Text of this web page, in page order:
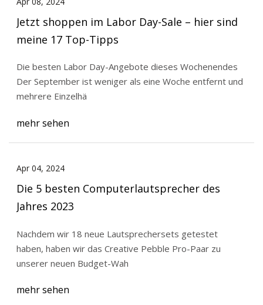
Jetzt shoppen im Labor Day-Sale – hier sind
meine 17 Top-Tipps
Die besten Labor Day-Angebote dieses Wochenendes
Der September ist weniger als eine Woche entfernt und
mehrere Einzelhä
mehr sehen
Apr 04, 2024
Die 5 besten Computerlautsprecher des
Jahres 2023
Nachdem wir 18 neue Lautsprechersets getestet
haben, haben wir das Creative Pebble Pro-Paar zu
unserer neuen Budget-Wah
mehr sehen